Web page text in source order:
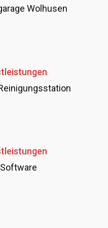
Wolhusen